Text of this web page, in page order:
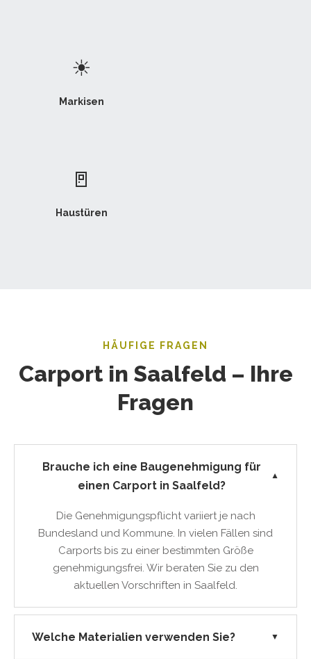
☀
Markisen
🚪
Haustüren
HÄUFIGE FRAGEN
Carport in Saalfeld – Ihre
Fragen
Brauche ich eine Baugenehmigung für
einen Carport in Saalfeld?
▼
Die Genehmigungspflicht variiert je nach
Bundesland und Kommune. In vielen Fällen sind
Carports bis zu einer bestimmten Größe
genehmigungsfrei. Wir beraten Sie zu den
aktuellen Vorschriften in Saalfeld.
Welche Materialien verwenden Sie? ▼